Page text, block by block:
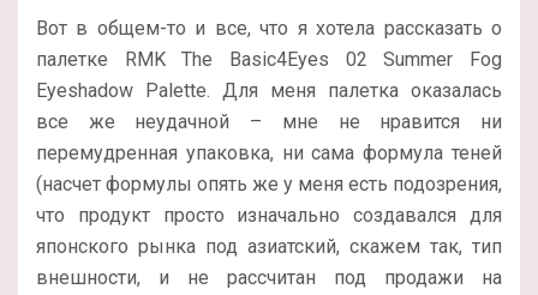
Вот в общем-то и все, что я хотела рассказать о
палетке RMK The Basic4Eyes 02 Summer Fog
Eyeshadow Palette. Для меня палетка оказалась
все же неудачной – мне не нравится ни
перемудренная упаковка, ни сама формула теней
(насчет формулы опять же у меня есть подозрения,
что продукт просто изначально создавался для
японского рынка под азиатский, скажем так, тип
внешности, и не рассчитан под продажи на